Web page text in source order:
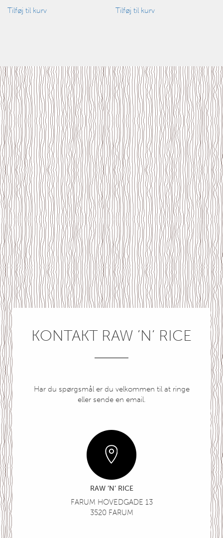
Tilføj til kurv Tilføj til kurv
KONTAKT RAW ’N’ RICE
Har du spørgsmål er du velkommen til at ringe
eller sende en email.
RAW ’N’ RICE
FARUM HOVEDGADE 13
3520 FARUM